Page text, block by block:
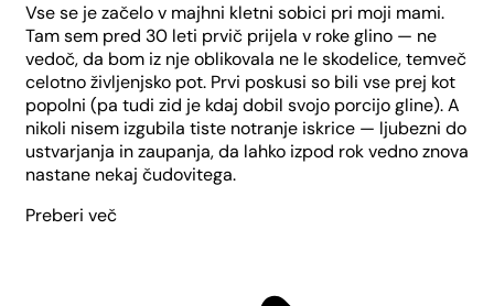
Vse se je začelo v majhni kletni sobici pri moji mami.
Tam sem pred 30 leti prvič prijela v roke glino — ne
vedoč, da bom iz nje oblikovala ne le skodelice, temveč
celotno življenjsko pot. Prvi poskusi so bili vse prej kot
popolni (pa tudi zid je kdaj dobil svojo porcijo gline). A
nikoli nisem izgubila tiste notranje iskrice — ljubezni do
ustvarjanja in zaupanja, da lahko izpod rok vedno znova
nastane nekaj čudovitega.
Preberi več